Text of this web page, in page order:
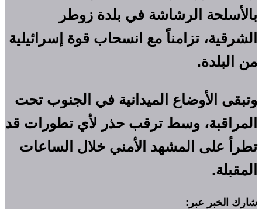
بالأسلحة الرشاشة في بلدة زوطر
الشرقية، تزامناً مع انسحاب قوة إسرائيلية
من البلدة.
وتبقى الأوضاع الميدانية في الجنوب تحت
المراقبة، وسط ترقب حذر لأي تطورات قد
تطرأ على المشهد الأمني خلال الساعات
المقبلة.